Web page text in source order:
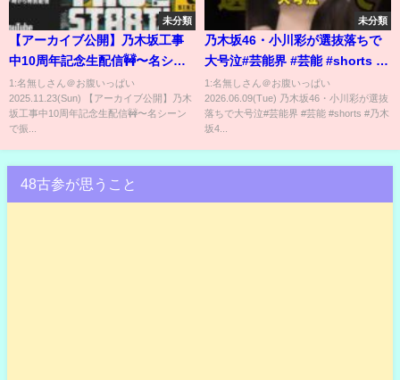
未分類
【アーカイブ公開】乃木坂工事
中10周年記念生配信🚧〜名シー
ンで振り返る！笑いと涙の3時間
SP〜
1:名無しさん＠お腹いっぱい
2025.11.23(Sun) 【アーカイブ公開】乃木
坂工事中10周年記念生配信🚧〜名シーン
で振...
未分類
乃木坂46・小川彩が選抜落ちで
大号泣#芸能界 #芸能 #shorts #
乃木坂46 #乃木坂
1:名無しさん＠お腹いっぱい
2026.06.09(Tue) 乃木坂46・小川彩が選抜
落ちで大号泣#芸能界 #芸能 #shorts #乃木
坂4...
48古参が思うこと